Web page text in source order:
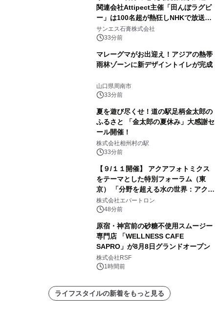
関連会社Attipect主催「田んぼラグビ
ー」は100名超が熱狂しNHKで放送さ
れました。
サンエス石膏株式会社
33分前
マレーグマがお出迎え！アジアの熱帯
雨林ゾーンに新デザイントイレが完成
山口県周南市
33分前
夏を遊び尽くせ！道の駅足柄金太郎の
ふるさと 「金太郎の夏休み」大感謝セ
ール開催！
株式会社相州村の駅
33分前
【９/１１開催】 アクアフォトミクス
をテーマとした特別フォーラム（東
京） 「分野を超える水の世界：アクア
フォトミクスが切り拓く新しい科学の
地平」を開催
株式会社エバートロン
48分前
原宿・神宮前の砂糖不使用スムージー
専門店 「WELLNESS CAFE
SAPRO」が8月8日グランドオープン
株式会社RSF
1時間前
ライフスタイルの新着をもっと見る